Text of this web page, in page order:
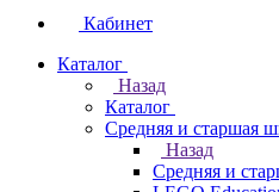
Кабинет
Каталог
Назад
Каталог
Средняя и старшая
Назад
Средняя и